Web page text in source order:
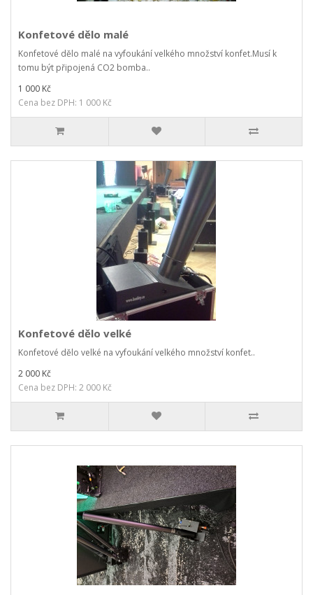
Konfetové dělo malé
Konfetové dělo malé na vyfoukání velkého množství konfet.Musí k
tomu být připojená CO2 bomba..
1 000 Kč
Cena bez DPH: 1 000 Kč
Konfetové dělo velké
Konfetové dělo velké na vyfoukání velkého množství konfet..
2 000 Kč
Cena bez DPH: 2 000 Kč